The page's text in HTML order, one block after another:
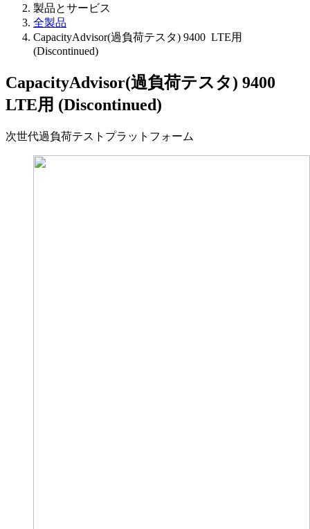
製品とサービス
全製品
CapacityAdvisor(過負荷テスタ) 9400 LTE用
(Discontinued)
CapacityAdvisor(過負荷テスタ) 9400
LTE用 (Discontinued)
次世代過負荷テストプラットフォーム